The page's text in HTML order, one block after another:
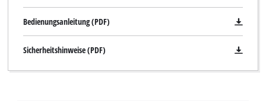
Bedienungsanleitung (PDF)
Sicherheitshinweise (PDF)